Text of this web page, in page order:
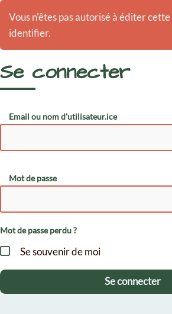
Vous n'êtes pas autorisé à éditer
identifier.
Se connecter
Email ou nom d'utilisateur.ice
Mot de passe
Mot de passe perdu ?
Se souvenir de moi
Se connecter